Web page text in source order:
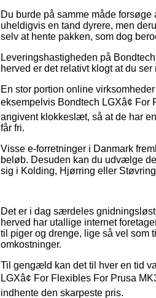
Du burde på samme måde
uheldigvis en tand dyrere, men
selv at hente pakken, som dog
Leveringshastigheden på
herved er det relativt klogt at du
En stor portion online
eksempelvis Bondtech LGXâ¢
angivent klokkeslæt, så at de har
får fri.
Visse e-forretninger i Danmark
beløb. Desuden kan du udvælge
sig i Kolding, Hjørring eller
Det er i dag særdeles
herved har utallige internet
til piger og drenge, lige så vel som
omkostninger.
Til gengæld kan det til hver en tid
LGXâ¢ For Flexibles For Prusa
indhente den skarpeste pris.